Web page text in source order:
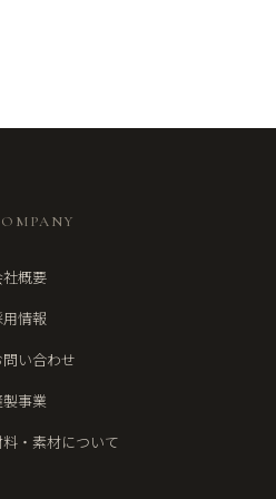
社概要
情報
問い合わせ
事業
料・素材について